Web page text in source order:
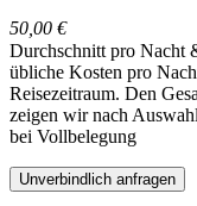
50,00 €
Durchschnitt pro Nacht
übliche Kosten pro
Reisezeitraum. Den
zeigen wir nach
bei Vollbelegung
Unverbindlich anfragen